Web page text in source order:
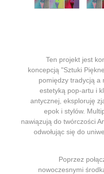
Ten projekt jest
koncepcją "Sztuki
pomiędzy tradycją a
estetyką pop-artu i
antycznej, eksploruję
epok i stylów.
nawiązują do twórczości
odwołując się do
Poprzez
nowoczesnymi